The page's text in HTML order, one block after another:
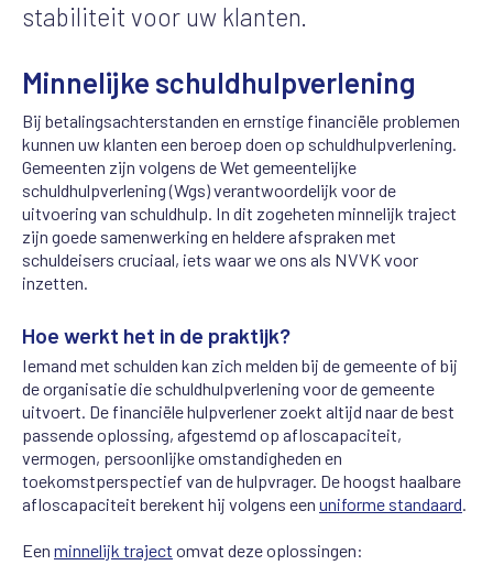
stabiliteit voor uw klanten.
Minnelijke schuldhulpverlening
Bij betalingsachterstanden en ernstige financiële problemen
kunnen uw klanten een beroep doen op schuldhulpverlening.
Gemeenten zijn volgens de Wet gemeentelijke
schuldhulpverlening (Wgs) verantwoordelijk voor de
uitvoering van schuldhulp. In dit zogeheten minnelijk traject
zijn goede samenwerking en heldere afspraken met
schuldeisers cruciaal, iets waar we ons als NVVK voor
inzetten.
Hoe werkt het in de praktijk?
Iemand met schulden kan zich melden bij de gemeente of bij
de organisatie die schuldhulpverlening voor de gemeente
uitvoert. De financiële hulpverlener zoekt altijd naar de best
passende oplossing, afgestemd op afloscapaciteit,
vermogen, persoonlijke omstandigheden en
toekomstperspectief van de hulpvrager. De hoogst haalbare
afloscapaciteit berekent hij volgens een uniforme standaard.
Een minnelijk traject omvat deze oplossingen: